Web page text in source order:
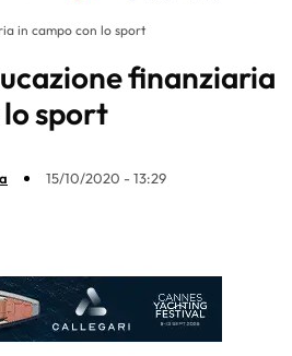
in campo con lo sport
finanziaria
sport
15/10/2020 - 13:29